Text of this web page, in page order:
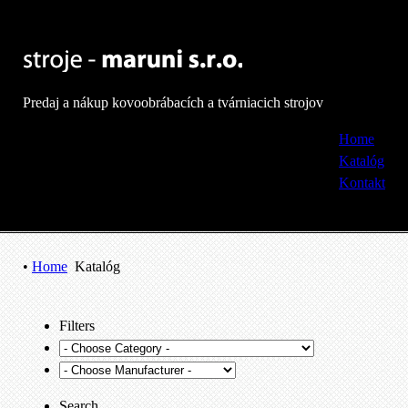
Predaj a nákup kovoobrábacích a tvárniacich strojov
Home
Katalóg
Kontakt
• Home Katalóg
Filters